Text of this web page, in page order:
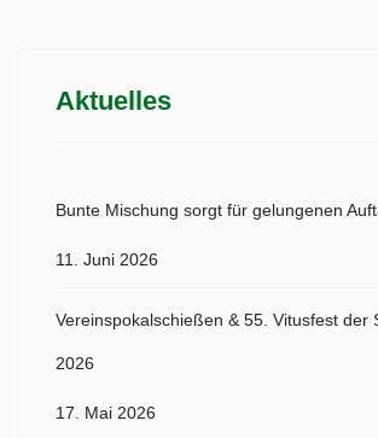
Aktuelles
Bunte Mischung sorgt für gelungenen
11. Juni 2026
Vereinspokalschießen & 55. Vitusfest der
2026
17. Mai 2026